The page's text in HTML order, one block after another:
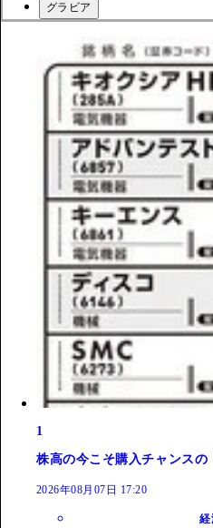
グラビア
1
株高の今こそ購入チャンスの
2026年08月07日 17:20
経